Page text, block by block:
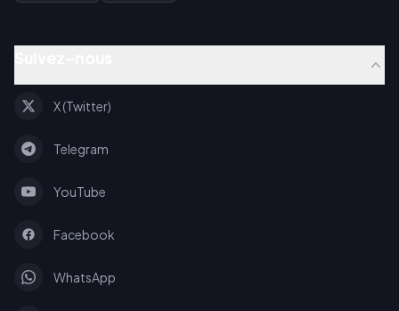
X (Twitter)
Telegram
YouTube
Facebook
WhatsApp